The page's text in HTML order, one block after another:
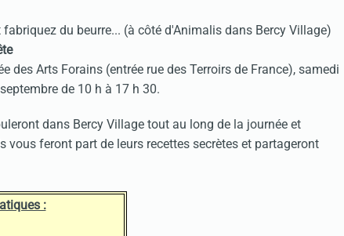
du beurre... (à côté d'Animalis dans Bercy Village)
des Arts Forains (entrée rue des Terroirs de France), samedi
de 10 h à 17 h 30.
dans Bercy Village tout au long de la journée et
vous feront part de leurs recettes secrètes et partageront
: